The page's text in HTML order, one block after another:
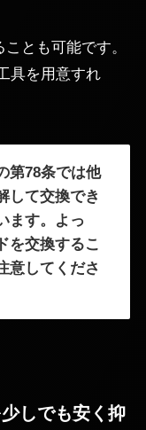
とも可能です。
具を用意すれ
第78条では他
して交換でき
ます。よっ
を交換するこ
意してくださ
しでも安く抑